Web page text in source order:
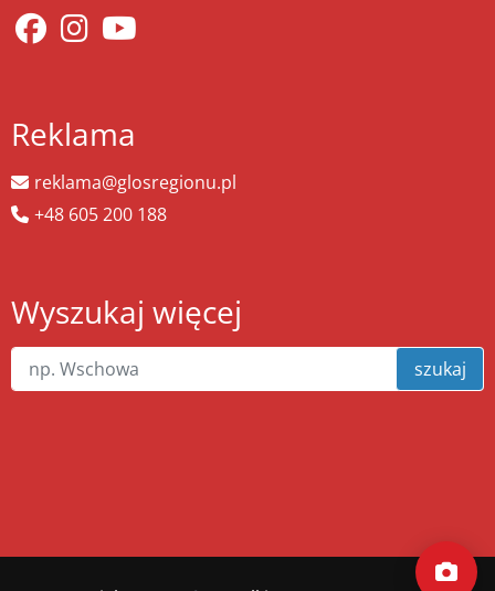
Reklama
reklama@glosregionu.pl
+48 605 200 188
Wyszukaj więcej
szukaj